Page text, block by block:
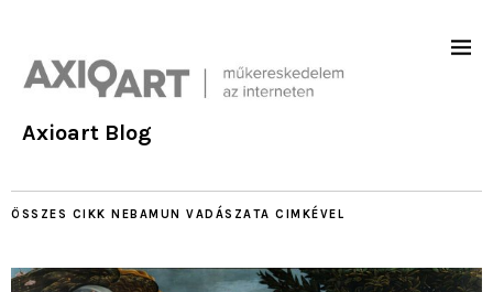
Axioart Blog
ÖSSZES CIKK NEBAMUN VADÁSZATA CIMKÉVEL